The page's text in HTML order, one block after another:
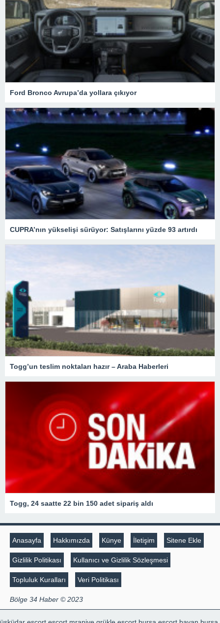
Ford Bronco Avrupa’da yollara çıkıyor
CUPRA’nın yükselişi sürüyor: Satışlarını yüzde 93 artırdı
Togg’un teslim noktaları hazır – Araba Haberleri
Togg, 24 saatte 22 bin 150 adet sipariş aldı
Anasayfa Hakkımızda Künye İletişim Sitene Ekle
Gizlilik Politikası Kullanıcı ve Gizlilik Sözleşmesi
Topluluk Kuralları Veri Politikası
Bölge 34 Haber © 2023